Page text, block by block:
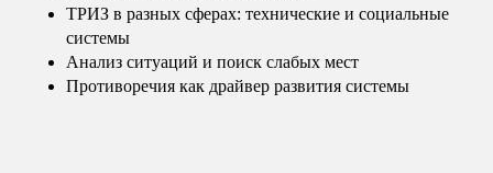
ТРИЗ в разных сферах: технические и социальные
системы
Анализ ситуаций и поиск слабых мест
Противоречия как драйвер развития системы